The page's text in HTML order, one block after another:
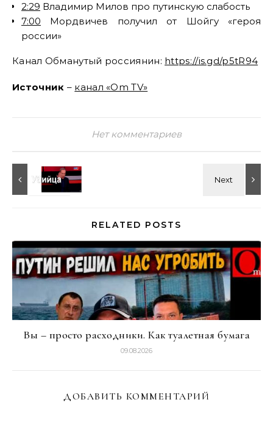
2:29 Владимир Милов про путинскую слабость
7:00 Мордвичев получил от Шойгу «героя
россии»
Канал Обманутый россиянин: https://is.gd/p5tR94
Источник – канал «Om TV»
Нет комментариев
RELATED POSTS
Вы – просто расходники. Как туалетная бумага
09.08.2026
ДОБАВИТЬ КОММЕНТАРИЙ